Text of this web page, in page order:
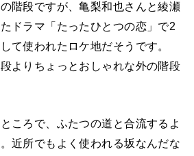
階段ですが、亀梨和也さんと綾瀬
ドラマ「たったひとつの恋」で2
て使われたロケ地だそうです。
よりちょっとおしゃれな外の階段
ころで、ふたつの道と合流するよ
近所でもよく使われる坂なんだな